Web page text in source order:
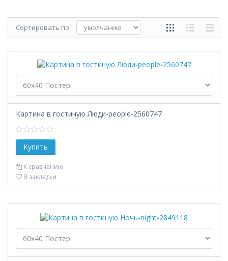
Сортировать по
Картина в гостиную Люди-people-2560747
К сравнению
В закладки